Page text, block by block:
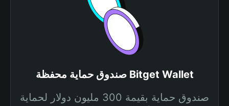
صندوق حماية محفظة Bitget Wallet
صندوق حماية بقيمة 300 مليون دولار لحماية